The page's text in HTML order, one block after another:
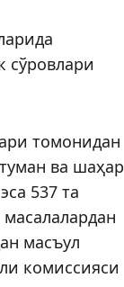
сўровлари
томонидан
ва шаҳар
537 та
масъул
комиссияси